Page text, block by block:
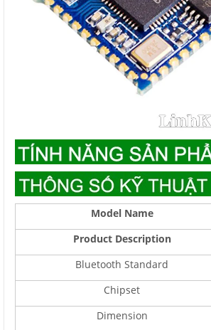
Model Name
Product Description
Bluetooth Standard
Chipset
Dimension